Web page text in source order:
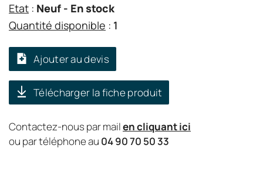
Etat : Neuf - En stock
Quantité disponible : 1
Ajouter au devis
Télécharger la fiche produit
Contactez-nous par mailen cliquant ici
ou par téléphone au 04 90 70 50 33